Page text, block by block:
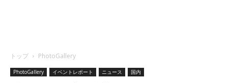
トップ PhotoGallery
PhotoGallery イベントレポート ニュース 国内